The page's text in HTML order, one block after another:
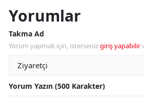
Yorumlar
Takma Ad
Yorum yapmak için, istersenizgiriş yapabilir
Yorum Yazın (500 Karakter)